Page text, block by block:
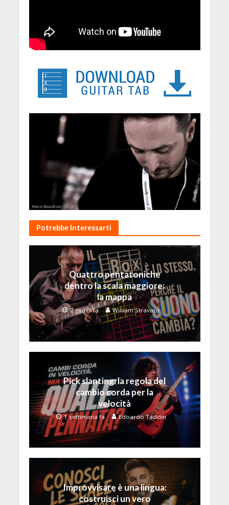
Potrebbe Interessarti
Quattro pentatoniche
dentro la scala maggiore:
la mappa
2 giorni fa William Stravato
Pick slanting: la regola del
cambio corda per la
velocità
1 settimana fa Edoardo Taddei
Improvvisare è una lingua:
costruisci un vero